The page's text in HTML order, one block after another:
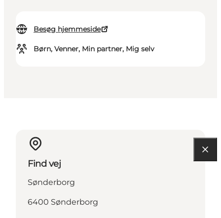
Besøg hjemmeside
Børn, Venner, Min partner, Mig selv
Find vej
Sønderborg
6400 Sønderborg